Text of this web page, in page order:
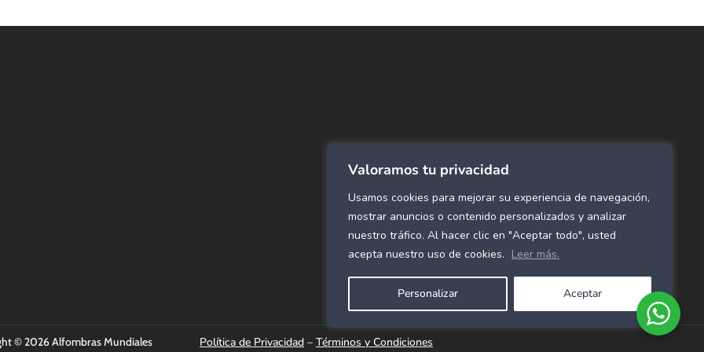
Valoramos tu privacidad
Usamos cookies para mejorar su experiencia de navegación,
mostrar anuncios o contenido personalizados y analizar
nuestro tráfico. Al hacer clic en "Aceptar todo", usted
acepta nuestro uso de cookies. Leer más.
Personalizar Aceptar
Revestimientos para pared
Alfombras Residenciales
Paneles decorativos para pared
Mármol Flex
Caucho para gimnasio
© 2026 Alfombras Mundiales Política de Privacidad – Términos y Condiciones